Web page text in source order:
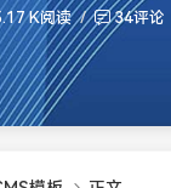
K阅读 34评论